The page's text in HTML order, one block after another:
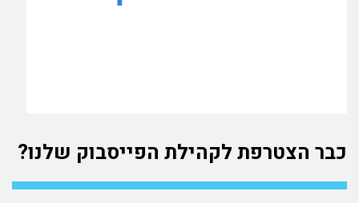
כבר הצטרפת לקהילת הפייסבוק שלנו?